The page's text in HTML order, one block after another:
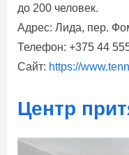
до 200 человек.
Адрес: Лида, пер.
Телефон: +375 44
Сайт: https://
Центр